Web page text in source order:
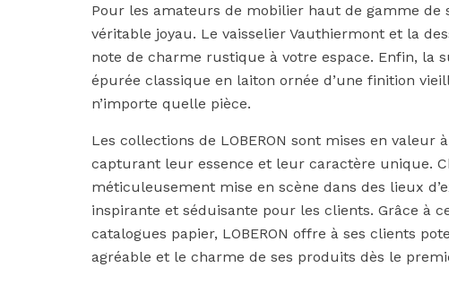
Pour les amateurs de mobilier haut de gamme
véritable joyau. Le vaisselier Vauthiermont et la
note de charme rustique à votre espace. Enfin, la
épurée classique en laiton ornée d’une finition
n’importe quelle pièce.
Les collections de LOBERON sont mises en valeur
capturant leur essence et leur caractère unique.
méticuleusement mise en scène dans des lieux
inspirante et séduisante pour les clients. Grâce à
catalogues papier, LOBERON offre à ses clients
agréable et le charme de ses produits dès le